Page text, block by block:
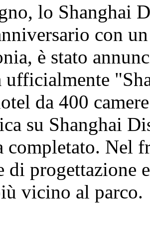
lo Shanghai
con
è stato
ufficialmente
da 400
su Shanghai
completato. Nel
di progettazione
vicino al parco.